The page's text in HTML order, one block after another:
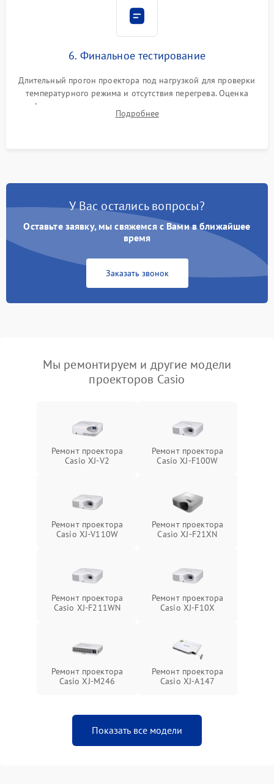
6. Финальное тестирование
Длительный прогон проектора под нагрузкой для проверки
температурного режима и отсутствия перегрева. Оценка
фокуса, контрастности и цветопередачи на тестовых
таблицах. Проверка работы всех видеовходов и кнопок
Подробнее
У Вас остались вопросы?
Оставьте заявку, мы свяжемся с Вами в ближайшее
время
Заказать звонок
Мы ремонтируем и другие модели
проекторов Casio
Ремонт проектора
Casio XJ-V2
Ремонт проектора
Casio XJ-F100W
Ремонт проектора
Casio XJ-V110W
Ремонт проектора
Casio XJ-F21XN
Ремонт проектора
Casio XJ-F211WN
Ремонт проектора
Casio XJ-F10X
Ремонт проектора
Casio XJ-M246
Ремонт проектора
Casio XJ-A147
Показать все модели